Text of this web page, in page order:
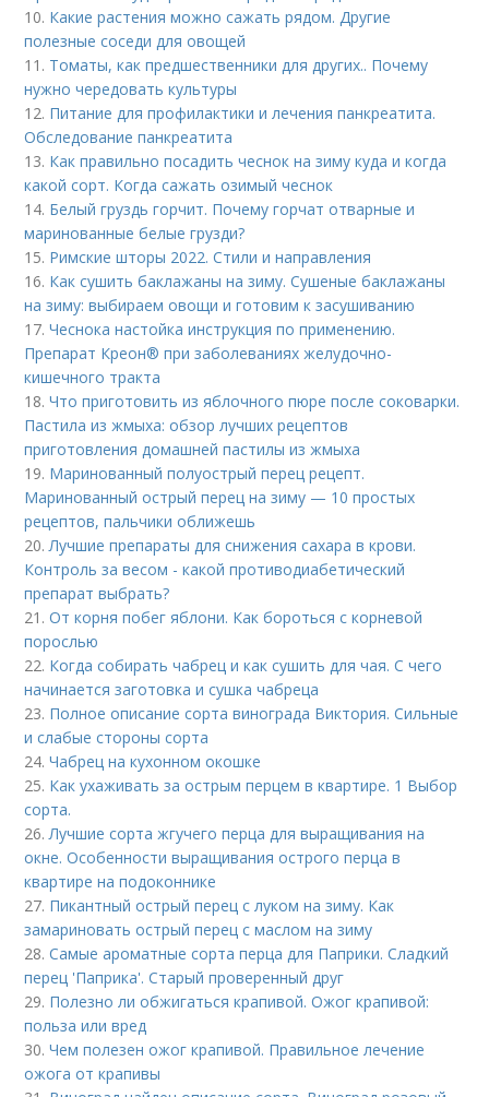
10. Какие растения можно сажать рядом. Другие
полезные соседи для овощей
11. Томаты, как предшественники для других.. Почему
нужно чередовать культуры
12. Питание для профилактики и лечения панкреатита.
Обследование панкреатита
13. Как правильно посадить чеснок на зиму куда и когда
какой сорт. Когда сажать озимый чеснок
14. Белый груздь горчит. Почему горчат отварные и
маринованные белые грузди?
15. Римские шторы 2022. Стили и направления
16. Как сушить баклажаны на зиму. Сушеные баклажаны
на зиму: выбираем овощи и готовим к засушиванию
17.Чеснока настойка инструкция по применению.
Препарат Креон® при заболеваниях желудочно-
кишечного тракта
18.Что приготовить из яблочного пюре после соковарки.
Пастила из жмыха: обзор лучших рецептов
приготовления домашней пастилы из жмыха
19. Маринованный полуострый перец рецепт.
Маринованный острый перец на зиму — 10 простых
рецептов, пальчики оближешь
20.Лучшие препараты для снижения сахара в крови.
Контроль за весом - какой противодиабетический
препарат выбрать?
21.От корня побег яблони. Как бороться с корневой
порослью
22. Когда собирать чабрец и как сушить для чая. С чего
начинается заготовка и сушка чабреца
23. Полное описание сорта винограда Виктория. Сильные
и слабые стороны сорта
24.Чабрец на кухонном окошке
25. Как ухаживать за острым перцем в квартире. 1 Выбор
сорта.
26.Лучшие сорта жгучего перца для выращивания на
окне. Особенности выращивания острого перца в
квартире на подоконнике
27. Пикантный острый перец с луком на зиму. Как
замариновать острый перец с маслом на зиму
28.Самые ароматные сорта перца для Паприки. Сладкий
перец 'Паприка'. Старый проверенный друг
29. Полезно ли обжигаться крапивой. Ожог крапивой:
польза или вред
30.Чем полезен ожог крапивой. Правильное лечение
ожога от крапивы